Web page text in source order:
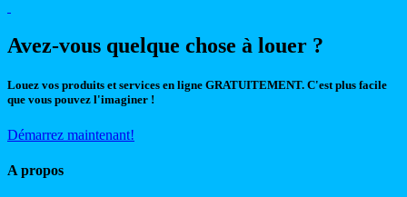
Avez-vous quelque chose à louer ?
Louez vos produits et services en ligne GRATUITEMENT. C'est plus facile
que vous pouvez l'imaginer !
Démarrez maintenant!
A propos